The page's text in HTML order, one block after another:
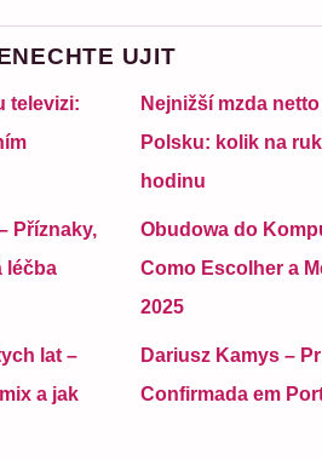
UJIT
televizi:
Nejnižší mzda
Polsku: kolik na
hodinu
Příznaky,
léčba
Obudowa do
Como Escolher a
2025
lat –
a jak
Dariusz Kamys –
Confirmada em